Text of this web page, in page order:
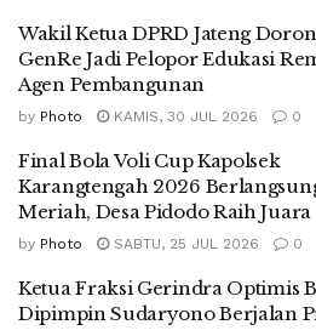
Wakil Ketua DPRD Jateng
GenRe Jadi Pelopor Edukasi
Agen Pembangunan
by Photo KAMIS, 30 JUL 2026 0
Final Bola Voli Cup Kapolsek
Karangtengah 2026
Meriah, Desa Pidodo Raih Juara
by Photo SABTU, 25 JUL 2026 0
Ketua Fraksi Gerindra Optimis
Dipimpin Sudaryono Berjalan